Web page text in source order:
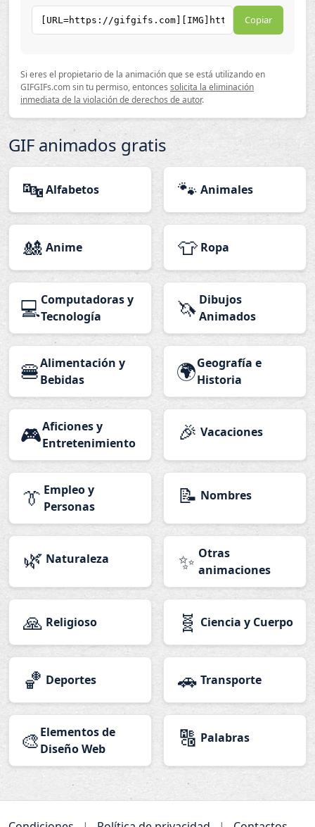
Copiar
Si eres el propietario de la animación que se está utilizando en
GIFGIFs.com sin tu permiso, entonces solicita la eliminación
inmediata de la violación de derechos de autor.
GIF animados gratis
🔤Alfabetos 🐾 Animales
🎎 Anime 👕 Ropa
💻Computadoras y
Tecnología
🦄 Dibujos
Animados
🍔Alimentación y
Bebidas
🌍Geografía e
Historia
🎮Aficiones y
Entretenimiento
🎉 Vacaciones
👔 Empleo y
Personas
📝 Nombres
🌿 Naturaleza ✨ Otras
animaciones
🙏 Religioso 🧬 Ciencia y Cuerpo
🏀 Deportes 🚗 Transporte
🎨Elementos de
Diseño Web
🔠 Palabras